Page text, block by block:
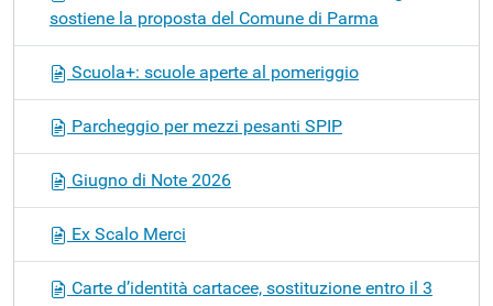
sostiene la proposta del Comune di Parma
Scuola+: scuole aperte al pomeriggio
Parcheggio per mezzi pesanti SPIP
Giugno di Note 2026
Ex Scalo Merci
Carte d’identità cartacee, sostituzione entro il 3